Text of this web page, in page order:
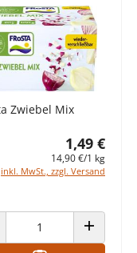
Zwiebel Mix
1,49 €
14,90 €/1 kg
inkl. MwSt., zzgl. Versand
VERRINGERN ANZAHL